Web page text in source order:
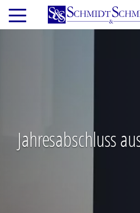
Direkt
zum
Inhalt
Jahresabschluss